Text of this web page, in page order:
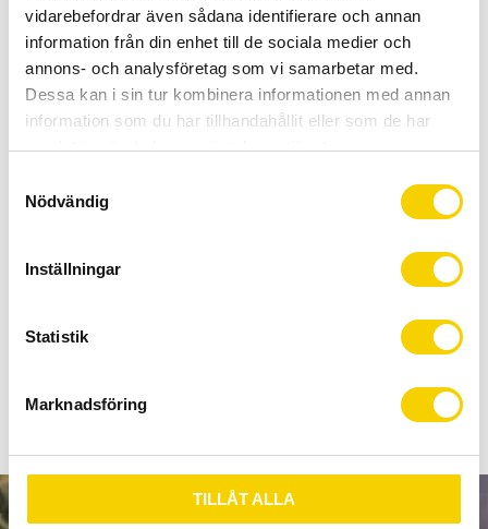
vidarebefordrar även sådana identifierare och annan
information från din enhet till de sociala medier och
annons- och analysföretag som vi samarbetar med.
Dessa kan i sin tur kombinera informationen med annan
information som du har tillhandahållit eller som de har
samlat in när du har använt deras tjänster.
Nödvändig
Inställningar
Statistik
Marknadsföring
TILLÅT ALLA
BUY
Certifierad cykelservice & Shimano Service Center
Stock status
To order
Manufacturer article no
LTERGO
PRO LT Ergo, tillverkat i lätt aluminium AL-6061. För